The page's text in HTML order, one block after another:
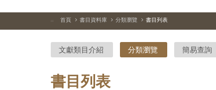
院-
臺
灣
史
::: 首頁 書目資料庫 分類瀏覽 書目列表
文獻類目介紹 分類瀏覽 簡易查詢
書目列表